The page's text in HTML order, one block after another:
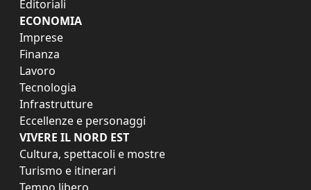
Editoriali
ECONOMIA
Imprese
Finanza
Lavoro
Tecnologia
Infrastrutture
Eccellenze e personaggi
VIVERE IL NORD EST
Cultura, spettacoli e mostre
Turismo e itinerari